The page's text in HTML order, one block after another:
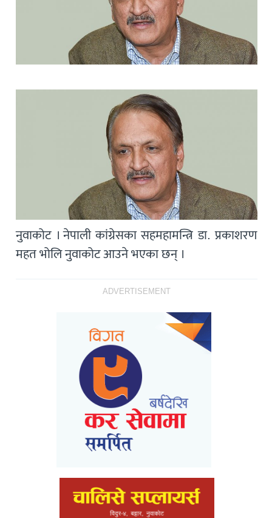
नुवाकोट । नेपाली कांग्रेसका सहमहामन्त्रि डा. प्रकाशरण
महत भोलि नुवाकोट आउने भएका छन् ।
ADVERTISEMENT